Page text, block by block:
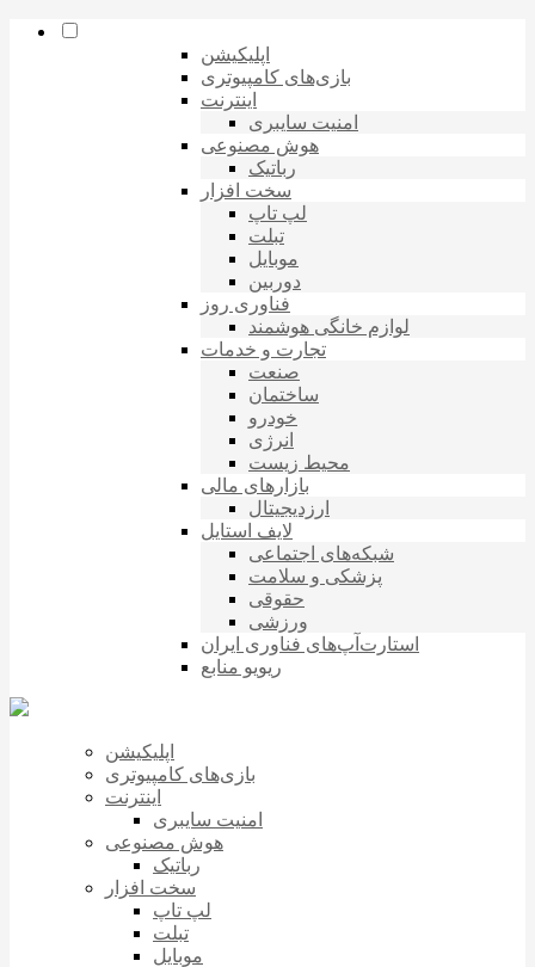
اپلیکیشن
بازی‌های کامپیوتری
اینترنت
امنیت سایبری
هوش مصنوعی
رباتیک
سخت افزار
لپ تاپ
تبلت
موبایل
دوربین
فناوری روز
لوازم خانگی هوشمند
تجارت و خدمات
صنعت
ساختمان
خودرو
انرژی
محیط زیست
بازارهای مالی
ارزدیجیتال
لایف استایل
شبکه‌های اجتماعی
پزشکی و سلامت
حقوقی
ورزشی
استارت‌آپ‌های فناوری ایران
ریویو منابع
اپلیکیشن
بازی‌های کامپیوتری
اینترنت
امنیت سایبری
هوش مصنوعی
رباتیک
سخت افزار
لپ تاپ
تبلت
موبایل